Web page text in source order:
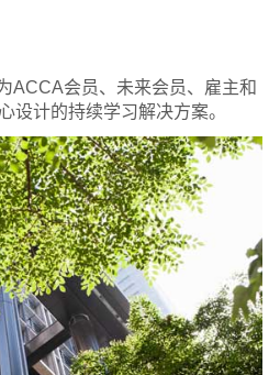
ACCA会员、未来会员、雇主和
设计的持续学习解决方案。